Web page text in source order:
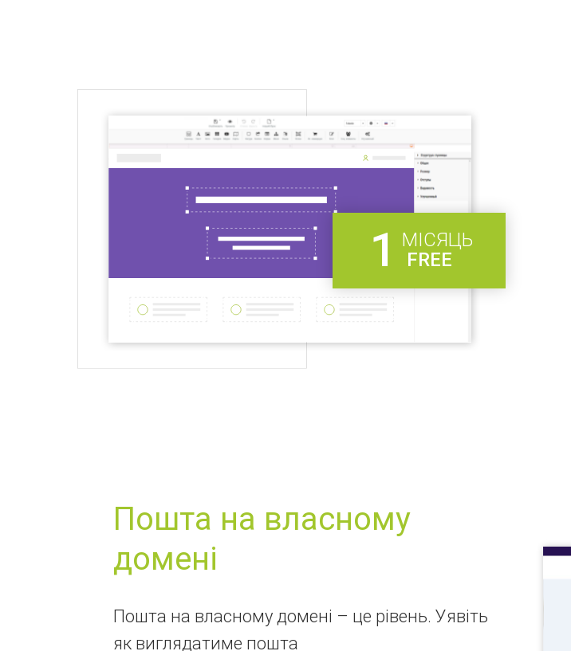
1
МІСЯЦЬ
FREE
Пошта на власному
домені
Пошта на власному домені – це рівень. Уявіть
як виглядатиме пошта